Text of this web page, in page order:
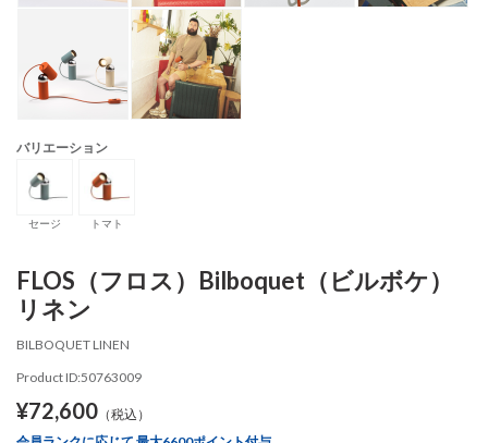
バリエーション
セージ トマト
FLOS（フロス）Bilboquet（ビルボケ）
リネン
BILBOQUET LINEN
Product ID:50763009
¥72,600 （税込）